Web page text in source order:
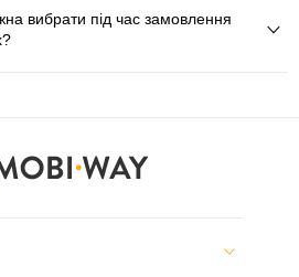
вибрати під час замовлення